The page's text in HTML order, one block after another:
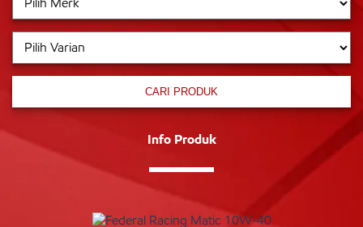
CARI PRODUK
Info Produk